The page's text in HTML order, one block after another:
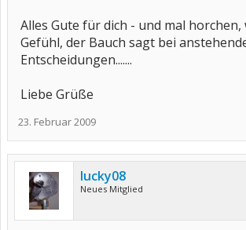
Alles Gute für dich - und mal horchen,
Gefühl, der Bauch sagt bei
Entscheidungen.......
Liebe Grüße
23. Februar 2009
lucky08
Neues Mitglied